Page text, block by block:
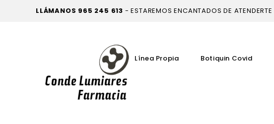
LLÁMANOS 965 245 613 - ESTAREMOS ENCANTADOS DE ATENDERTE
Línea Propia Botiquin Covid